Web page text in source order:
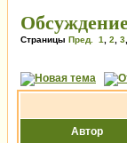
Страницы Пред. 1 2 3
Автор